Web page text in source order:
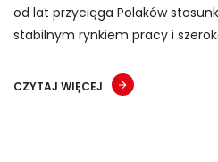
od lat przyciąga Polaków
stabilnym rynkiem pracy i
CZYTAJ WIĘCEJ